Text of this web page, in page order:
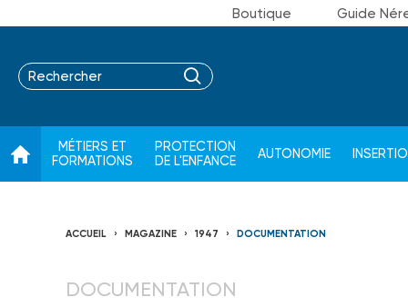
Boutique Guide
MÉTIERS ET
FORMATIONS
PROTECTION
DE L'ENFANCE
AUTONOMIE
ACCUEIL MAGAZINE 1947 DOCUMENTATION
DOCUMENTATION